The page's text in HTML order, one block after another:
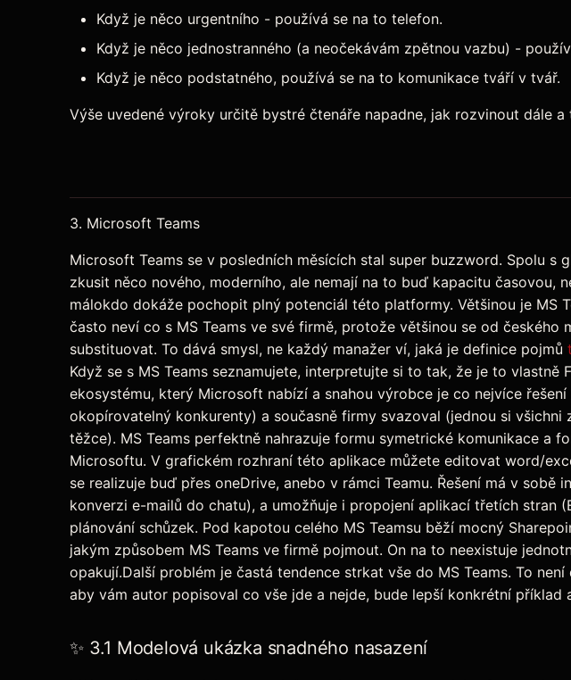
Když je něco urgentního - používá se na to telefon.
Když je něco jednostranného (a neočekávám zpětnou vazbu) -
Když je něco podstatného, používá se na to komunikace tváří v tvář.
Výše uvedené výroky určitě bystré čtenáře napadne, jak rozvinout dále
3. Microsoft Teams
Microsoft Teams se v posledních měsících stal super buzzword. Spolu
zkusit něco nového, moderního, ale nemají na to buď kapacitu
málokdo dokáže pochopit plný potenciál této platformy. Většinou je MS
často neví co s MS Teams ve své firmě, protože většinou se od
substituovat. To dává smysl, ne každý manažer ví, jaká je definice pojmů
Když se s MS Teams seznamujete, interpretujte si to tak, že je to
ekosystému, který Microsoft nabízí a snahou výrobce je co nejvíce
okopírovatelný konkurenty) a současně firmy svazoval (jednou si
těžce). MS Teams perfektně nahrazuje formu symetrické komunikace a
Microsoftu. V grafickém rozhraní této aplikace můžete editovat word/
se realizuje buď přes oneDrive, anebo v rámci Teamu. Řešení má v
konverzi e-mailů do chatu), a umožňuje i propojení aplikací třetích stran
plánování schůzek. Pod kapotou celého MS Teamsu běží mocný
jakým způsobem MS Teams ve firmě pojmout. On na to neexistuje
opakují.Další problém je častá tendence strkat vše do MS Teams. To
aby vám autor popisoval co vše jde a nejde, bude lepší konkrétní
✨ 3.1 Modelová ukázka snadného nasazení